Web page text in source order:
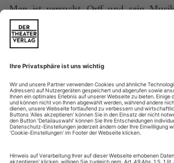
Man ist versucht, Orff und sein
deutsche Angelegenheit zu halten,
Welterfolg der «Carmina Burana». Im
populären Werken der Moderne
Chorwerk nicht nur im
Freilichtbühnen, Marktplätzen,
um den Globus. Mit ihrem
Eine Frage der Technik
Seit Jahren hält sich Piotr Beczała
Weltspitze. Nun wagt der polnische Tenor